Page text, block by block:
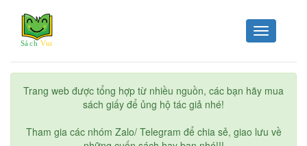
Toggle
navigation
Trang web được tổng hợp từ nhiều nguồn, các bạn hãy mua
sách giấy để ủng hộ tác giả nhé!
Tham gia các nhóm Zalo/ Telegram để chia sẻ, giao lưu về